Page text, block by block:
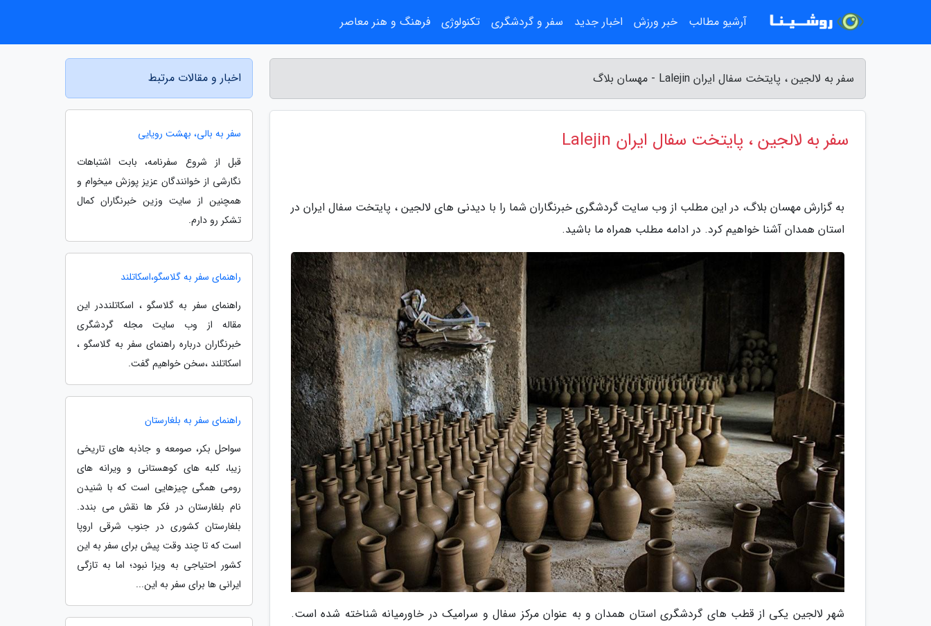
سفر به لالجین ، پایتخت سفال ایران Lalejin - مهسان بلاگ
سفر به لالجین ، پایتخت سفال ایران Lalejin
به گزارش مهسان بلاگ، در این مطلب از وب سایت گردشگری خبرنگاران شما را با دیدنی های لالجین ، پایتخت سفال ایران در
استان همدان آشنا خواهیم کرد. در ادامه مطلب همراه ما باشید.
شهر لالجین یکی از قطب های گردشگری استان همدان و به عنوان مرکز سفال و سرامیک در خاورمیانه شناخته شده است.
اخبار و مقالات مرتبط
سفر به بالی، بهشت رویایی
قبل از شروع سفرنامه، بابت اشتباهات
نگارشی از خوانندگان عزیز پوزش میخوام و
همچنین از سایت وزین خبرنگاران کمال
تشکر رو دارم.
راهنمای سفر به گلاسگو،اسکاتلند
راهنمای سفر به گلاسگو ، اسکاتلنددر این
مقاله از وب سایت مجله گردشگری
خبرنگاران درباره راهنمای سفر به گلاسگو ،
اسکاتلند ،سخن خواهیم گفت.
راهنمای سفر به بلغارستان
سواحل بکر، صومعه و جاذبه های تاریخی
زیبا، کلبه های کوهستانی و ویرانه های
رومی همگی چیزهایی است که با شنیدن
نام بلغارستان در فکر ها نقش می بندد.
بلغارستان کشوری در جنوب شرقی اروپا
است که تا چند وقت پیش برای سفر به این
کشور احتیاجی به ویزا نبود؛ اما به تازگی
ایرانی ها برای سفر به این...
آرشیو مطالب خبر ورزش اخبار جدید سفر و گردشگری تکنولوژی فرهنگ و هنر معاصر